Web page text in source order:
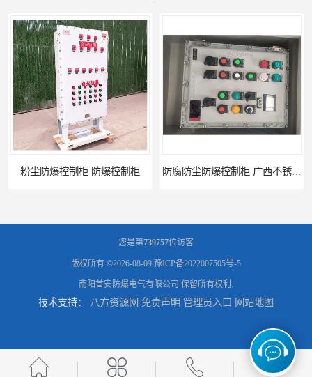
尘防爆控制柜 防爆控制柜 防腐防尘防爆控制柜 广西不锈钢防爆柜
防腐防尘防爆控制柜 湖北防爆控制箱 防腐防尘防爆控制柜 广东防爆控制柜
您是第739757位访客
版权所有 ©2026-08-09 豫ICP备2022007505号-5
南阳首安防爆电气有限公司 保留所有权利.
技术支持： 八方资源网 免责声明 管理员入口 网站地图